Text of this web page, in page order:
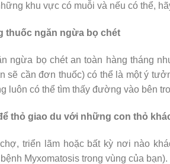
khu vực có muỗi và nếu có thể,
thuốc ngăn ngừa bọ chét
ngừa bọ chét an toàn hàng tháng
sẽ cần đơn thuốc) có thể là một ý
luôn có thể tìm thấy đường vào bên
thỏ giao du với những con thỏ
triển lãm hoặc bất kỳ nơi nào
Myxomatosis trong vùng của bạn).